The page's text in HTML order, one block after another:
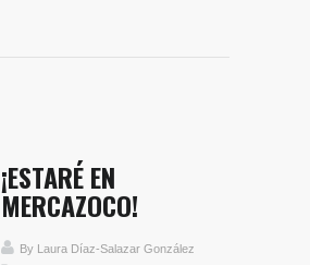
¡ESTARÉ EN
MERCAZOCO!
By Laura Díaz-Salazar González